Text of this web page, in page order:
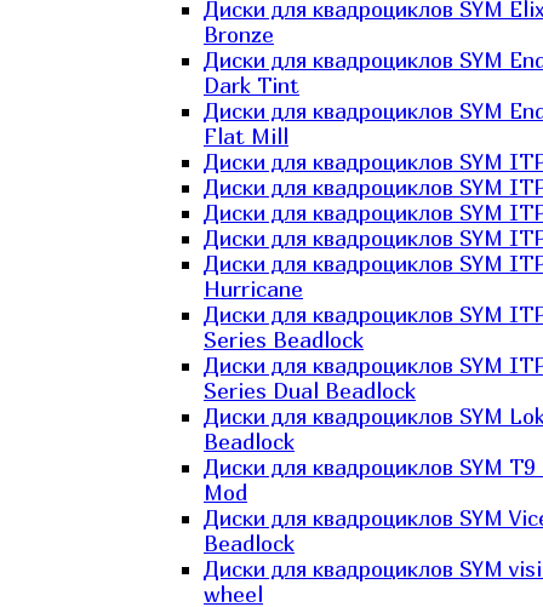
Диски для квадроциклов SYM
Bronze
Диски для квадроциклов SYM
Dark Tint
Диски для квадроциклов SYM
Flat Mill
Диски для квадроциклов SYM
Диски для квадроциклов SYM
Диски для квадроциклов SYM
Диски для квадроциклов SYM
Диски для квадроциклов SYM
Hurricane
Диски для квадроциклов SYM
Series Beadlock
Диски для квадроциклов SYM
Series Dual Beadlock
Диски для квадроциклов SYM
Beadlock
Диски для квадроциклов SYM T9
Mod
Диски для квадроциклов SYM
Beadlock
Диски для квадроциклов SYM
wheel